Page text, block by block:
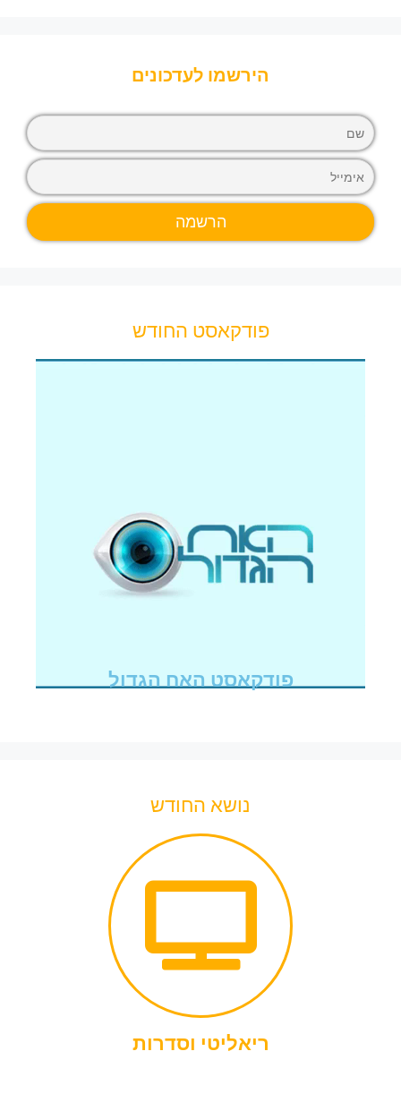
הירשמו לעדכונים
פודקאסט החודש
פודקאסט האח הגדול
נושא החודש
ריאליטי וסדרות